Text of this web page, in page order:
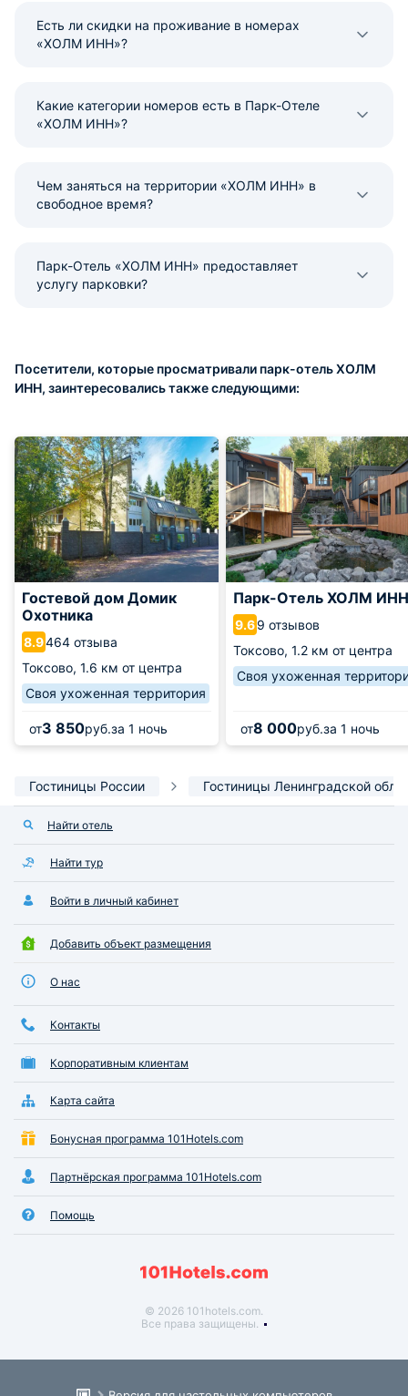
Есть ли скидки на проживание в номерах
«ХОЛМ ИНН»?
Какие категории номеров есть в Парк-Отеле
«ХОЛМ ИНН»?
Чем заняться на территории «ХОЛМ ИНН» в
свободное время?
Парк-Отель «ХОЛМ ИНН» предоставляет
услугу парковки?
Посетители, которые просматривали парк-отель ХОЛМ
ИНН, заинтересовались также следующими:
Гостевой дом Домик
Охотника
8.9464 отзыва
Токсово, 1.6 км от центра
Своя ухоженная территория
от3 850руб.за 1 ночь
Парк-Отель ХОЛМ ИНН
9.69 отзывов
Токсово, 1.2 км от центра
Своя ухоженная
от8 000руб.за 1 ночь
Гостиницы России Гостиницы Ленинградской
Найти отель
Найти тур
Войти в личный кабинет
Добавить объект размещения
О нас
Контакты
Корпоративным клиентам
Карта сайта
Бонусная программа 101Hotels.com
Партнёрская программа 101Hotels.com
Помощь
© 2026 101hotels.com.
Все права защищены.